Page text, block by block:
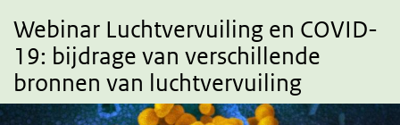
Webinar Luchtvervuiling en COVID-
19: bijdrage van verschillende
bronnen van luchtvervuiling